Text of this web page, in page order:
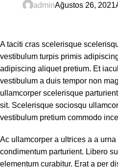
adminAğustos 26, 2021
A taciti cras scelerisque
vestibulum turpis primis
adipiscing aliquet pretium. Et
vestibulum a duis tempor non
ullamcorper scelerisque
sit. Scelerisque sociosqu
vestibulum pretium commodo
Ac ullamcorper a ultrices a a
condimentum parturient. Libero
elementum curabitur. Erat a per